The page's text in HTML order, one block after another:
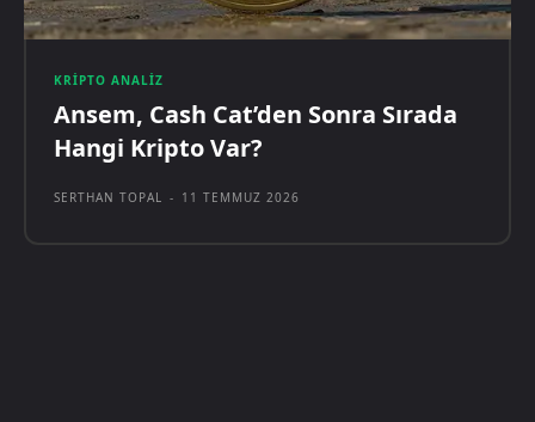
KRIPTO ANALIZ
Ansem, Cash Cat’den Sonra Sırada
Hangi Kripto Var?
SERTHAN TOPAL - 11 TEMMUZ 2026